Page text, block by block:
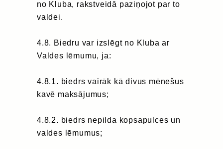
no Kluba, rakstveidā paziņojot par to
valdei.
4.8. Biedru var izslēgt no Kluba ar
Valdes lēmumu, ja:
4.8.1. biedrs vairāk kā divus mēnešus
kavē maksājumus;
4.8.2. biedrs nepilda kopsapulces un
valdes lēmumus;